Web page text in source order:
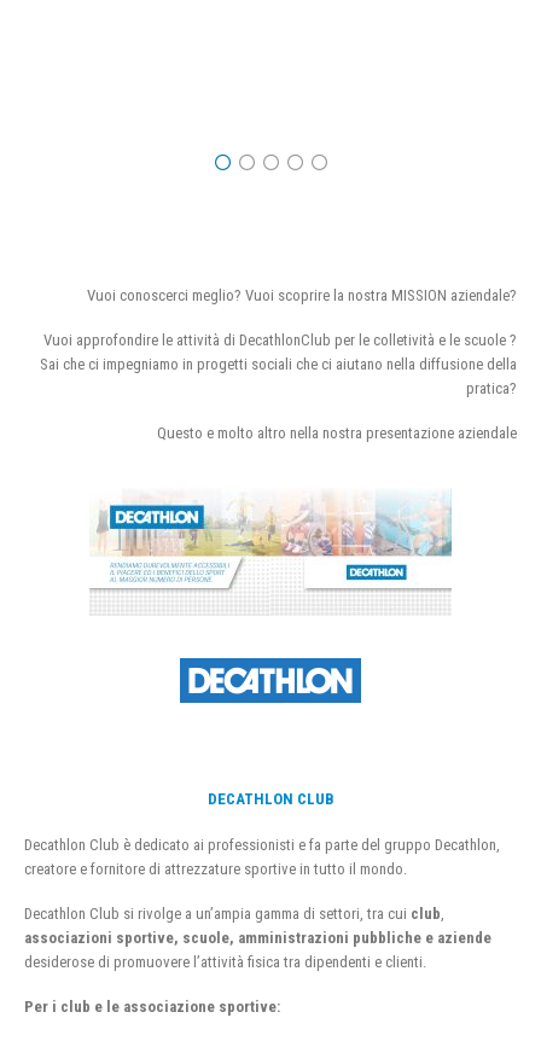
Vuoi conoscerci meglio? Vuoi scoprire la nostra MISSION aziendale?
Vuoi approfondire le attività di DecathlonClub per le colletività e le scuole ?
Sai che ci impegniamo in progetti sociali che ci aiutano nella diffusione della
pratica?
Questo e molto altro nella nostra presentazione aziendale
DECATHLON CLUB
Decathlon Club è dedicato ai professionisti e fa parte del gruppo Decathlon,
creatore e fornitore di attrezzature sportive in tutto il mondo.
Decathlon Club si rivolge a un’ampia gamma di settori, tra cui club
associazioni sportive, scuole, amministrazioni pubbliche e aziende
desiderose di promuovere l’attività fisica tra dipendenti e clienti.
Per i club e le associazione sportive: